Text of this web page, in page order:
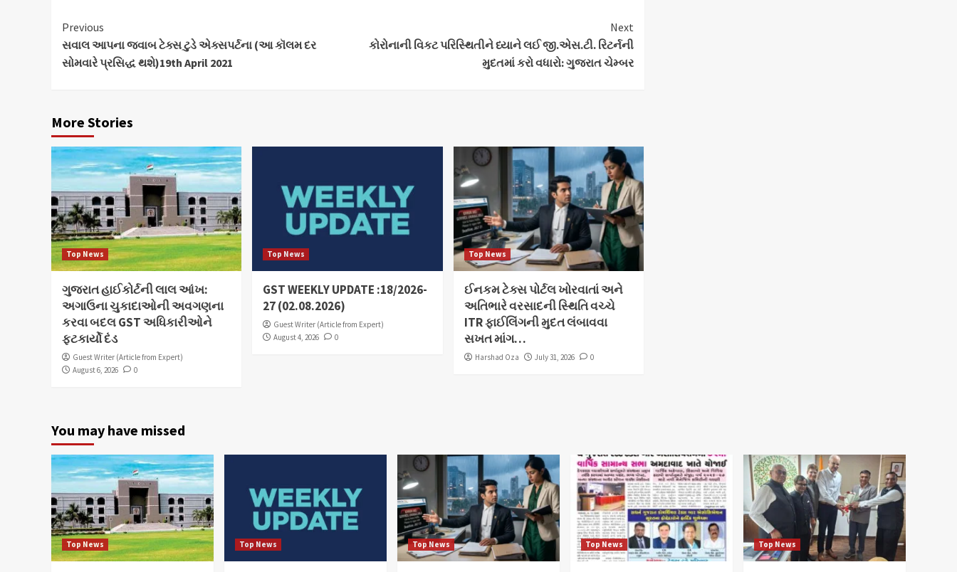
Continue
Reading
Previous
સવાલ આપના જવાબ ટેક્સ ટુડે એક્સપર્ટના (આ કૉલમ દર
સોમવારે પ્રસિદ્ધ થશે)19th April 2021
Next
કોરોનાની વિકટ પરિસ્થિતીને ધ્યાને લઈ જી.એસ.ટી. રિટર્નની
મુદતમાં કરો વધારો: ગુજરાત ચેમ્બર
More Stories
Top News
ગુજરાત હાઈકોર્ટની લાલ આંખ:
અગાઉના ચુકાદાઓની અવગણના
કરવા બદલ GST અધિકારીઓને
ફટકાર્યો દંડ
Guest Writer (Article from Expert)
August 6, 2026
0
Top News
GST WEEKLY UPDATE :18/2026-
27 (02.08.2026)
Guest Writer (Article from Expert)
August 4, 2026
0
Top News
ઈનકમ ટેક્સ પોર્ટલ ખોરવાતાં અને
અતિભારે વરસાદની સ્થિતિ વચ્ચે
ITR ફાઈલિંગની મુદત લંબાવવા
સખત માંગ…
Harshad Oza July 31, 2026 0
You may have missed
Top News Top News Top News Top News Top News